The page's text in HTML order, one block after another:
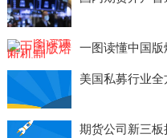
一图读懂中国版
美国私募行业
期货公司新三